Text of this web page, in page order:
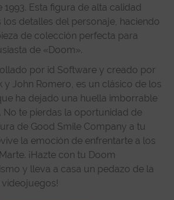
Esta figura de alta calidad
detalles del personaje, haciendo
de colección perfecta para
de «Doom».
por id Software y creado por
y John Romero, es un clásico de los
ha dejado una huella imborrable
No te pierdas la oportunidad de
de Good Smile Company a tu
la emoción de enfrentarte a los
¡Hazte con tu Doom
y lleva a casa un pedazo de la